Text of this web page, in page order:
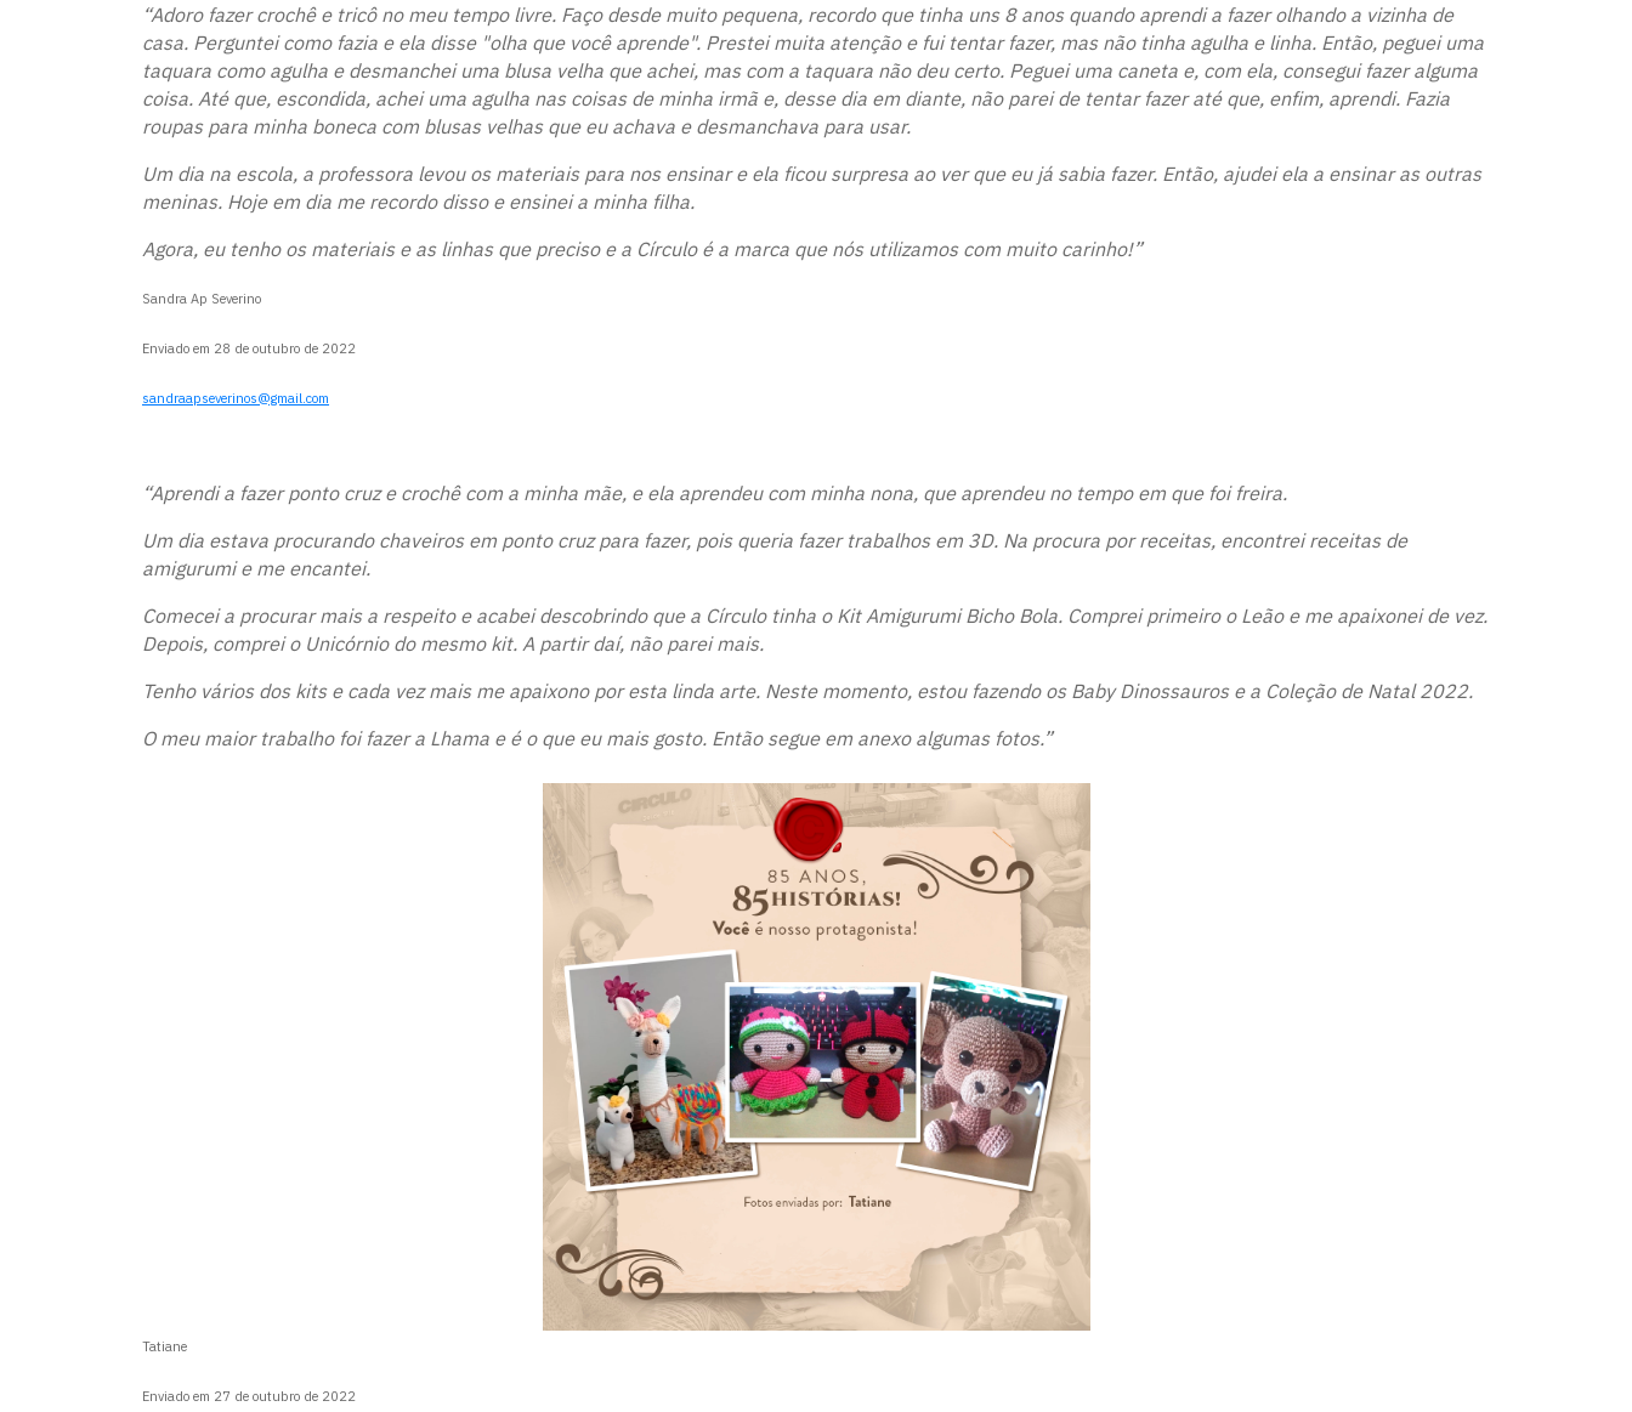
“Adoro fazer crochê e tricô no meu tempo livre. Faço desde muito pequena, recordo que tinha uns 8 anos quando aprendi a fazer olhando a vizinha de
casa. Perguntei como fazia e ela disse "olha que você aprende". Prestei muita atenção e fui tentar fazer, mas não tinha agulha e linha. Então, peguei uma
taquara como agulha e desmanchei uma blusa velha que achei, mas com a taquara não deu certo. Peguei uma caneta e, com ela, consegui fazer alguma
coisa. Até que, escondida, achei uma agulha nas coisas de minha irmã e, desse dia em diante, não parei de tentar fazer até que, enfim, aprendi. Fazia
roupas para minha boneca com blusas velhas que eu achava e desmanchava para usar.
Um dia na escola, a professora levou os materiais para nos ensinar e ela ficou surpresa ao ver que eu já sabia fazer. Então, ajudei ela a ensinar as outras
meninas. Hoje em dia me recordo disso e ensinei a minha filha.
Agora, eu tenho os materiais e as linhas que preciso e a Círculo é a marca que nós utilizamos com muito carinho!”
Sandra Ap Severino
Enviado em 28 de outubro de 2022
sandraapseverinos@gmail.com
“Aprendi a fazer ponto cruz e crochê com a minha mãe, e ela aprendeu com minha nona, que aprendeu no tempo em que foi freira.
Um dia estava procurando chaveiros em ponto cruz para fazer, pois queria fazer trabalhos em 3D. Na procura por receitas, encontrei receitas de
amigurumi e me encantei.
Comecei a procurar mais a respeito e acabei descobrindo que a Círculo tinha o Kit Amigurumi Bicho Bola. Comprei primeiro o Leão e me apaixonei de vez.
Depois, comprei o Unicórnio do mesmo kit. A partir daí, não parei mais.
Tenho vários dos kits e cada vez mais me apaixono por esta linda arte. Neste momento, estou fazendo os Baby Dinossauros e a Coleção de Natal 2022.
O meu maior trabalho foi fazer a Lhama e é o que eu mais gosto. Então segue em anexo algumas fotos.”
Tatiane
Enviado em 27 de outubro de 2022